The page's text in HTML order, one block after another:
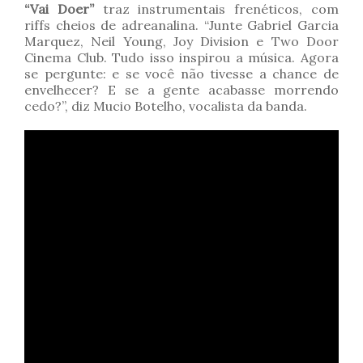
“Vai Doer” traz instrumentais frenéticos, com
riffs cheios de adreanalina. “Junte Gabriel Garcia
Marquez, Neil Young, Joy Division e Two Door
Cinema Club. Tudo isso inspirou a música. Agora
se pergunte: e se você não tivesse a chance de
envelhecer? E se a gente acabasse morrendo
cedo?”, diz Mucio Botelho, vocalista da banda.